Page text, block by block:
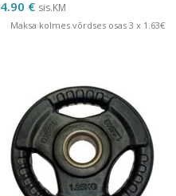
4.90 € sis.KM
Maksa kolmes võrdses osas 3 x 1.63€